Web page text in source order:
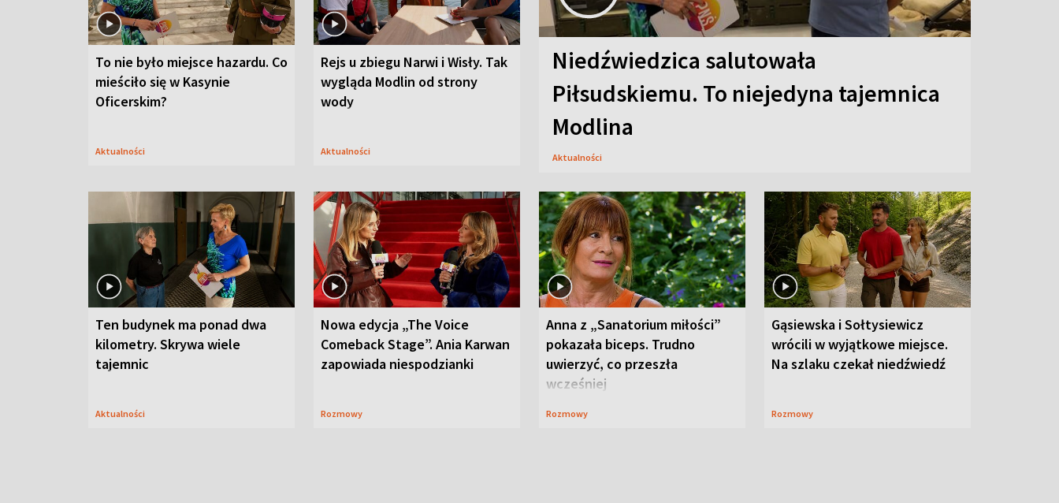
To nie było miejsce hazardu. Co
mieściło się w Kasynie
Oficerskim?
Aktualności
Rejs u zbiegu Narwi i Wisły. Tak
wygląda Modlin od strony
wody
Aktualności
Niedźwiedzica salutowała
Piłsudskiemu. To niejedyna tajemnica
Modlina
Aktualności
Ten budynek ma ponad dwa
kilometry. Skrywa wiele
tajemnic
Aktualności
Nowa edycja „The Voice
Comeback Stage”. Ania Karwan
zapowiada niespodzianki
Rozmowy
Anna z „Sanatorium miłości”
pokazała biceps. Trudno
uwierzyć, co przeszła
wcześniej
Rozmowy
Gąsiewska i Sołtysiewicz
wrócili w wyjątkowe miejsce.
Na szlaku czekał niedźwiedź
Rozmowy